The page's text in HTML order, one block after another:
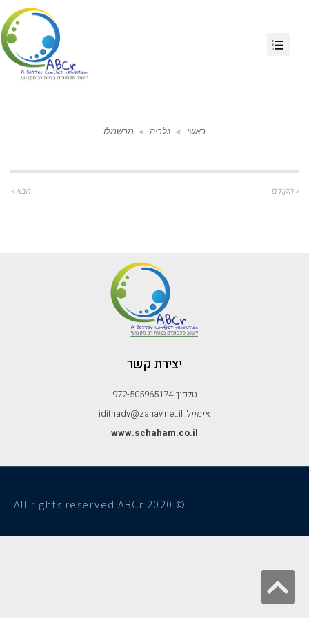
ראשי » גלריה » מרשמלו
« הקודם הבא »
יצירת קשר
טלפון: 972-505965174
אימייל: idithadv@zahav.net.il
www.schaham.co.il
© All rights reserved ABCr 2020
גלילה
לראש